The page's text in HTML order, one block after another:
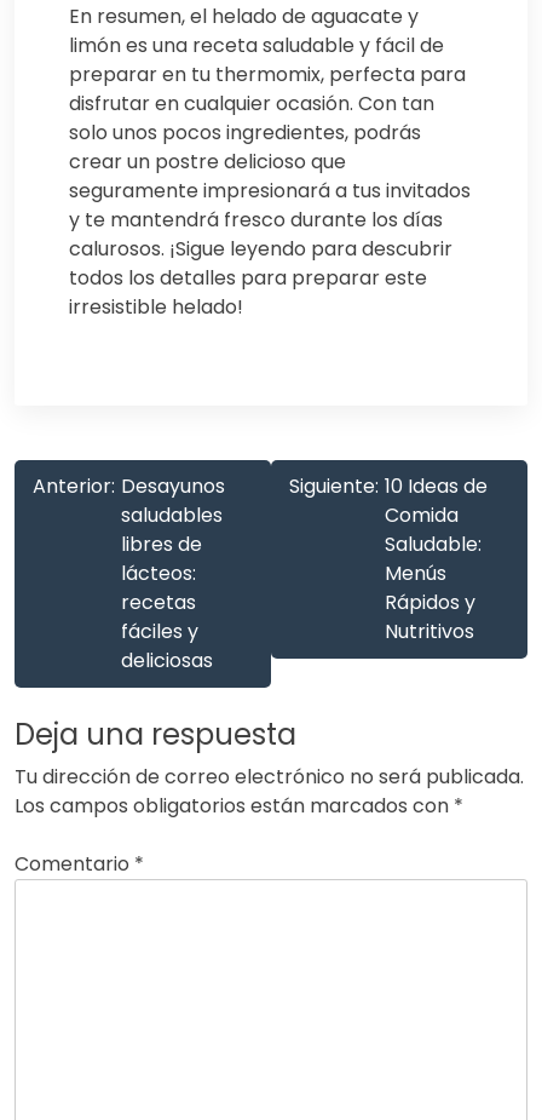
En resumen, el helado de aguacate y
limón es una receta saludable y fácil de
preparar en tu thermomix, perfecta para
disfrutar en cualquier ocasión. Con tan
solo unos pocos ingredientes, podrás
crear un postre delicioso que
seguramente impresionará a tus invitados
y te mantendrá fresco durante los días
calurosos. ¡Sigue leyendo para descubrir
todos los detalles para preparar este
irresistible helado!
Anterior: Desayunos
saludables
libres de
lácteos:
recetas
fáciles y
deliciosas
Siguiente: 10 Ideas de
Comida
Saludable:
Menús
Rápidos y
Nutritivos
Deja una respuesta
Tu dirección de correo electrónico no será publicada.
Los campos obligatorios están marcados con *
Comentario *